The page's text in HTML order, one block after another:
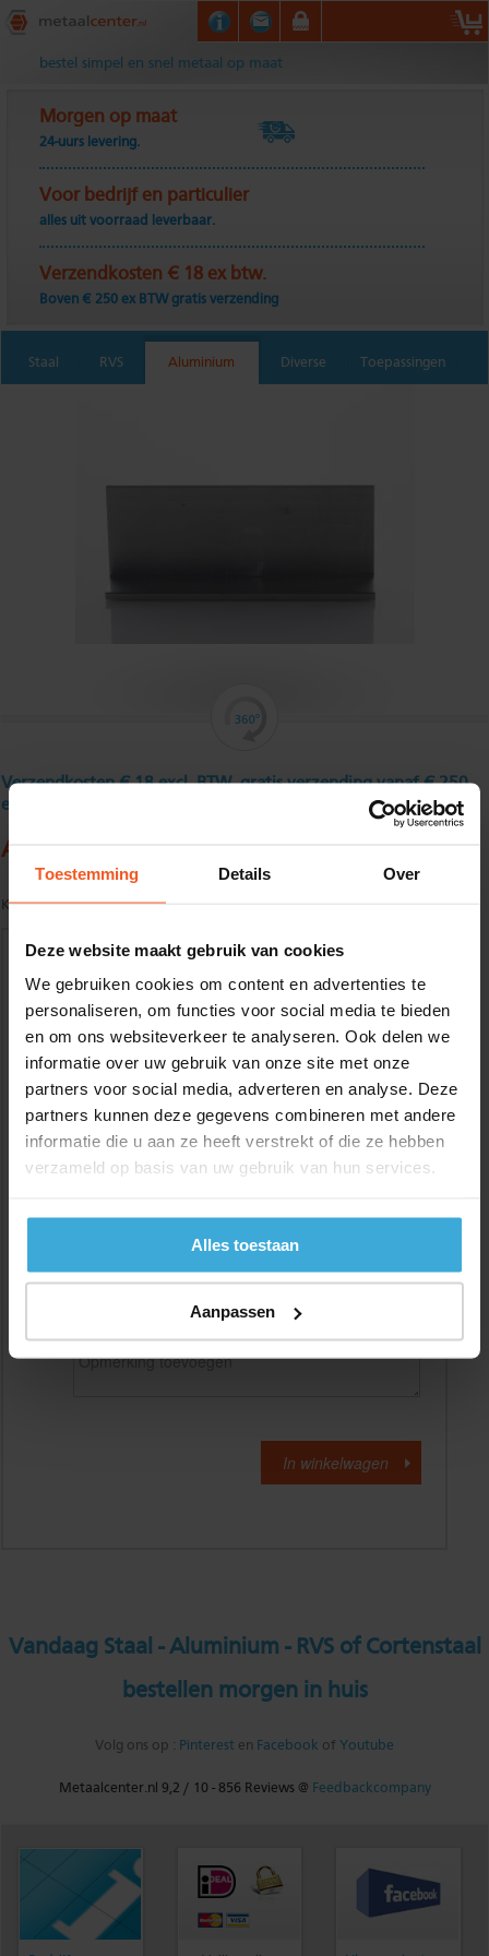
Toestemming Details Over
Deze website maakt gebruik van cookies
We gebruiken cookies om content en advertenties te
personaliseren, om functies voor social media te bieden
en om ons websiteverkeer te analyseren. Ook delen we
informatie over uw gebruik van onze site met onze
partners voor social media, adverteren en analyse. Deze
partners kunnen deze gegevens combineren met andere
informatie die u aan ze heeft verstrekt of die ze hebben
verzameld op basis van uw gebruik van hun services.
Alles toestaan
Aanpassen
Metaalcenter.nl
bestel simpel en snel metaal op maat
Morgen op maat
24-uurs levering.
Voor bedrijf en particulier
alles uit voorraad leverbaar.
Verzendkosten € 18 ex btw.
Boven € 250 ex BTW gratis verzending
Staal RVS Aluminium Diverse Toepassingen
Verzendkosten € 18 excl. BTW, gratis verzending vanaf € 250
excl. BTW
Aluminium hoekprofiel 30 x 30 x 4 mm
Kwaliteit: EN AW-6060-T66 volgens EN755-1/2
Gewenste
lengtemaat in
(max. 2000 mm)
+/- 2 mm lengtetolerantie
Materiaalkosten
Alle bedragen zijn excl. 21% BTW
Vandaag Staal - Aluminium - RVS of Cortenstaal
bestellen morgen in huis
Volg ons op : Pinterest en Facebook of Youtube
Metaalcenter.nl 9,2 / 10 -856 Reviews @ Feedbackcompany